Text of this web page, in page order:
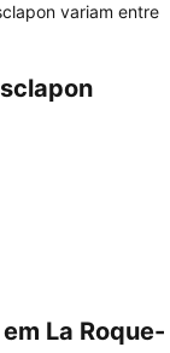
variam entre
La Roque-